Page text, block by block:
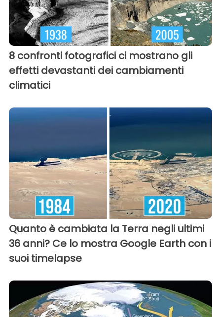
8 confronti fotografici ci mostrano gli
effetti devastanti dei cambiamenti
climatici
Quanto è cambiata la Terra negli ultimi
36 anni? Ce lo mostra Google Earth con i
suoi timelapse